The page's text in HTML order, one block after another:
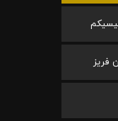
فریز